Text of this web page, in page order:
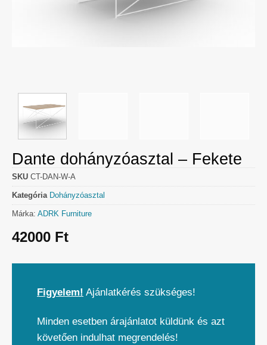
Dante dohányzóasztal – Fekete
SKU CT-DAN-W-A
Kategória Dohányzóasztal
Márka: ADRK Furniture
42000 Ft
Figyelem! Ajánlatkérés szükséges!
Minden esetben árajánlatot küldünk és azt
követően indulhat megrendelés!